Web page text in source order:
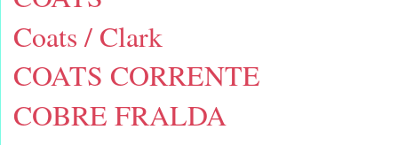
Coats / Clark
COATS CORRENTE
COBRE FRALDA